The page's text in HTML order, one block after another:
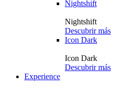
Nightshift
Nightshift
Descubrir más
Icon Dark
Icon Dark
Descubrir más
Experience